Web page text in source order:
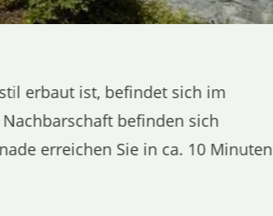
erbaut ist, befindet sich im
befinden sich
erreichen Sie in ca. 10 Minuten